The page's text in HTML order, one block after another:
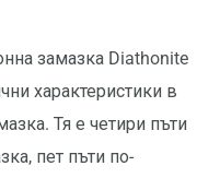
замазка Diathonite
характеристики в
Тя е четири пъти
пет пъти по-